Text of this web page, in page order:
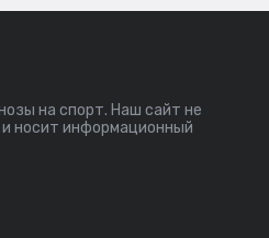
на спорт. Наш сайт не
и носит информационный